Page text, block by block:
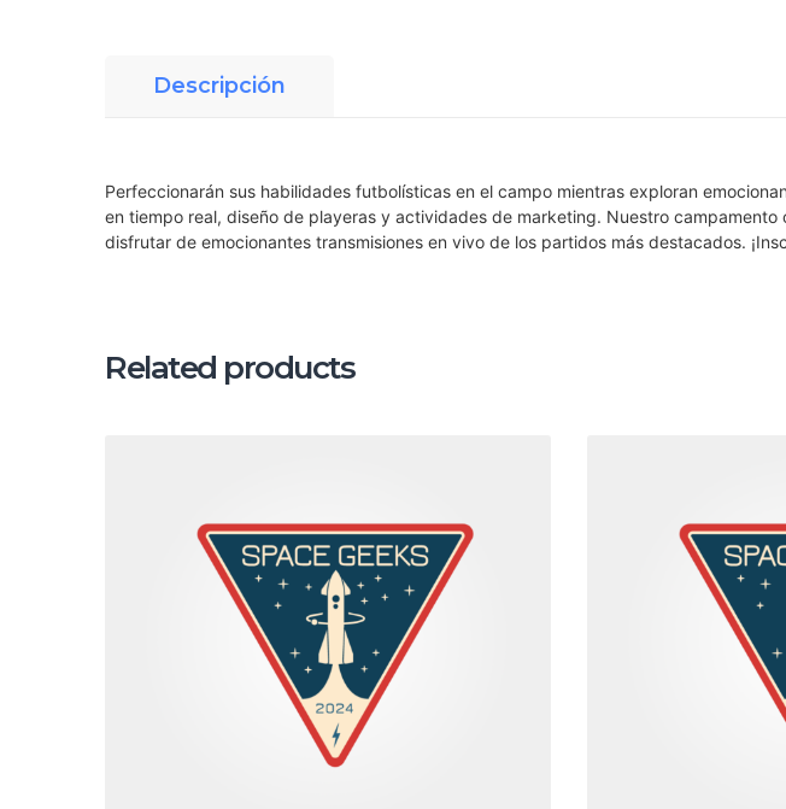
Descripción
Perfeccionarán sus habilidades futbolísticas en el campo mientras exploran
en tiempo real, diseño de playeras y actividades de marketing. Nuestro
disfrutar de emocionantes transmisiones en vivo de los partidos más destacados.
Related products